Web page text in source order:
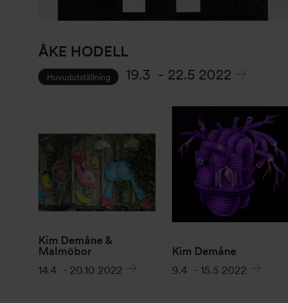
ÅKE HODELL
Huvudutställning 19.3 - 22.5 2022
Kim Demåne &
Malmöbor
14.4 - 20.10 2022
Kim Demåne
9.4 - 15.5 2022